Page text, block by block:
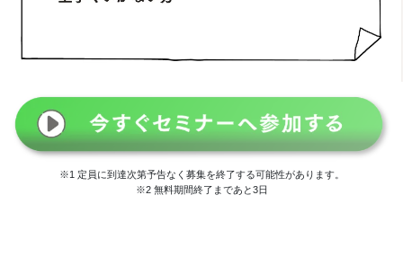
※1 定員に到達次第予告なく募集を終了する可能性があります。
※2 無料期間終了まであと3日